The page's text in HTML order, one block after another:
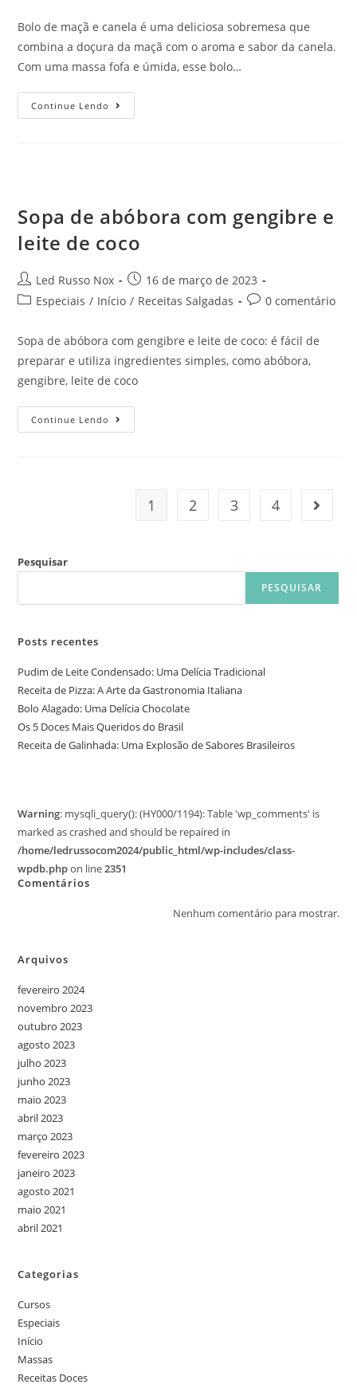
Bolo de maçã e canela é uma deliciosa sobremesa que
combina a doçura da maçã com o aroma e sabor da canela.
Com uma massa fofa e úmida, esse bolo…
Continue Lendo
Sopa de abóbora com gengibre e
leite de coco
Led Russo Nox
16 de março de 2023
Especiais / Início / Receitas Salgadas 0 comentário
Sopa de abóbora com gengibre e leite de coco: é fácil de
preparar e utiliza ingredientes simples, como abóbora,
gengibre, leite de coco
Continue Lendo
1 2 3 4
Pesquisar
PESQUISAR
Posts recentes
Pudim de Leite Condensado: Uma Delícia Tradicional
Receita de Pizza: A Arte da Gastronomia Italiana
Bolo Alagado: Uma Delícia Chocolate
Os 5 Doces Mais Queridos do Brasil
Receita de Galinhada: Uma Explosão de Sabores Brasileiros
Warning: mysqli_query(): (HY000/1194): Table 'wp_comments' is
marked as crashed and should be repaired in
/home/ledrussocom2024/public_html/wp-includes/class-
wpdb.phpon line2351
Comentários
Nenhum comentário para mostrar.
Arquivos
fevereiro 2024
novembro 2023
outubro 2023
agosto 2023
julho 2023
junho 2023
maio 2023
abril 2023
março 2023
fevereiro 2023
janeiro 2023
agosto 2021
maio 2021
abril 2021
Categorias
Cursos
Especiais
Início
Massas
Receitas Doces